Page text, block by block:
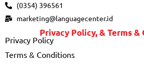
(0354) 396561
marketing@languagecenter.id
Privacy Policy, & Terms
Privacy Policy
Terms & Conditions